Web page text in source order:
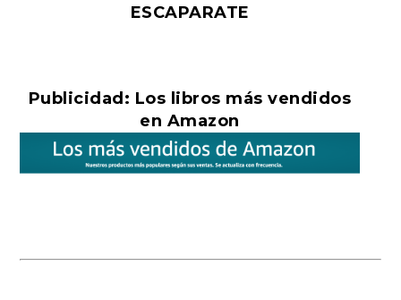
ESCAPARATE
Publicidad: Los libros más vendidos
en Amazon